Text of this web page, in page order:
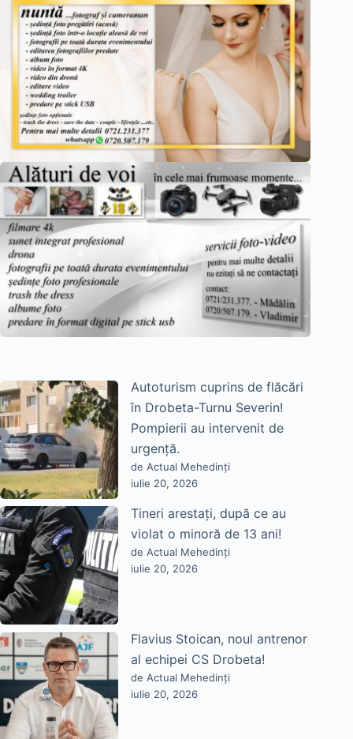
Autoturism cuprins de flăcări
în Drobeta-Turnu Severin!
Pompierii au intervenit de
urgență.
de Actual Mehedinți
iulie 20, 2026
Tineri arestați, după ce au
violat o minoră de 13 ani!
de Actual Mehedinți
iulie 20, 2026
Flavius Stoican, noul antrenor
al echipei CS Drobeta!
de Actual Mehedinți
iulie 20, 2026